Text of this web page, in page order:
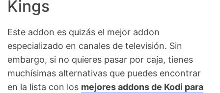
Kings
Este addon es quizás el mejor addon
especializado en canales de televisión. Sin
embargo, si no quieres pasar por caja, tienes
muchísimas alternativas que puedes encontrar
en la lista con los mejores addons de Kodi para